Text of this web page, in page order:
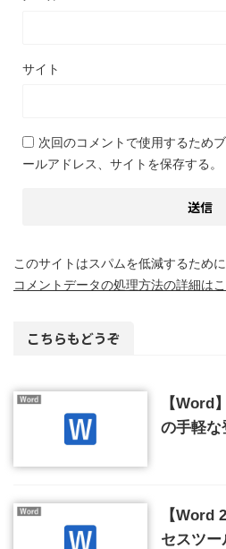
サイト
次回のコメントで使用するため
ールアドレス、サイトを保存する。
このサイトはスパムを低減するため
コメントデータの処理方法の詳細は
こちらもどうぞ
【Word
の手軽な
【Word
セスツ